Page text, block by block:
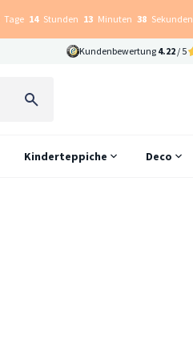
Tage 14 Stunden 13 Minuten 38 Sekunden
Kundenbewertung 4.22 / 5
Kinderteppiche Deco